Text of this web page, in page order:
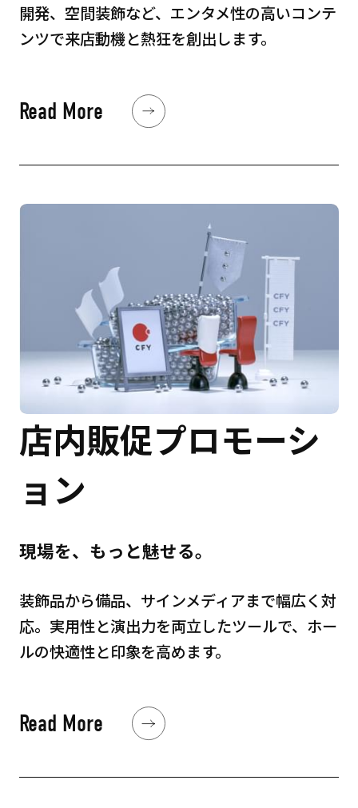
開発、空間装飾など、エンタメ性の高いコンテ
ンツで来店動機と熱狂を創出します。
Read More
店内販促プロモーシ
ョン
現場を、もっと魅せる。
装飾品から備品、サインメディアまで幅広く対
応。実用性と演出力を両立したツールで、ホー
ルの快適性と印象を高めます。
Read More